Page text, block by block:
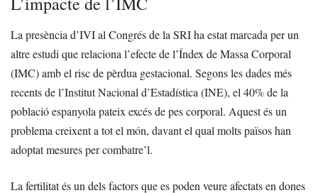
La presència d’IVI al Congrés de la SRI ha estat marcada per un
altre estudi que relaciona l’efecte de l’Índex de Massa Corporal
(IMC) amb el risc de pèrdua gestacional. Segons les dades més
recents de l’Institut Nacional d’Estadística (INE), el 40% de la
població espanyola pateix excés de pes corporal. Aquest és un
problema creixent a tot el món, davant el qual molts països han
adoptat mesures per combatre’l.
La fertilitat és un dels factors que es poden veure afectats en dones